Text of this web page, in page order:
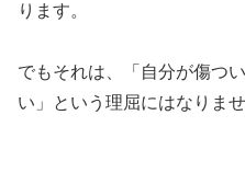
ります。
でもそれは、「自分が傷つ
い」という理屈にはなりませ